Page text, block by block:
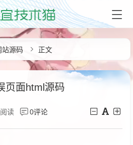
站源码 正文
页面html源码
读 0评论